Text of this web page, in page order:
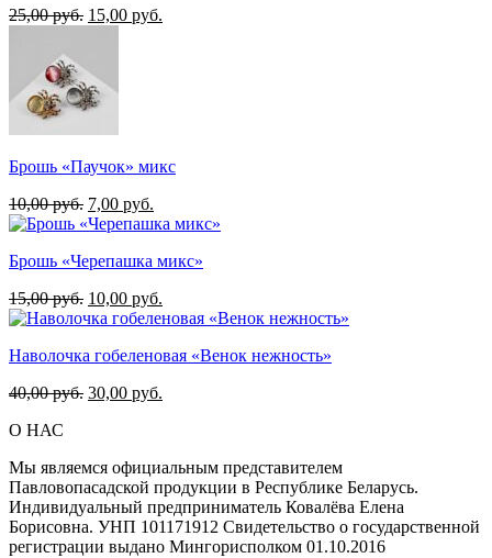
25,00руб. Первоначальная
25,00 руб..
15,00 руб.
Брошь «Паучок» микс
10,00руб. Первоначальная
цена
10,00 руб..
7,00 руб.
цена:
Брошь «Черепашка микс»
15,00руб. Первоначальная
цена
15,00 руб..
10,00 руб.
цена:
Наволочка гобеленовая «Венок нежность»
40,00руб. Первоначальная
30,00 руб.
О НАС
Мы являемся официальным представителем
Павловопасадской продукции в Республике Беларусь.
Индивидуальный предприниматель Ковалёва Елена
Борисовна. УНП 101171912 Свидетельство о государственной
регистрации выдано Мингорисполком 01.10.2016